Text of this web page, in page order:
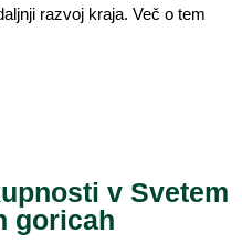
razvoj kraja. Več o tem
v Svetem
goricah